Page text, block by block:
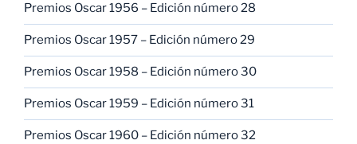
Premios Oscar 1956 – Edición número 28
Premios Oscar 1957 – Edición número 29
Premios Oscar 1958 – Edición número 30
Premios Oscar 1959 – Edición número 31
Premios Oscar 1960 – Edición número 32